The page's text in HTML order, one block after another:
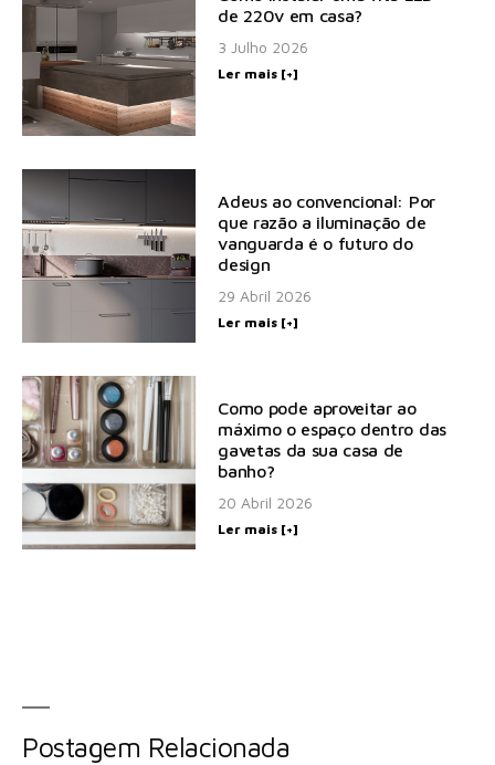
de 220v em casa?
3 Julho 2026
Ler mais [+]
Adeus ao convencional: Por
que razão a iluminação de
vanguarda é o futuro do
design
29 Abril 2026
Ler mais [+]
Como pode aproveitar ao
máximo o espaço dentro das
gavetas da sua casa de
banho?
20 Abril 2026
Ler mais [+]
Postagem Relacionada